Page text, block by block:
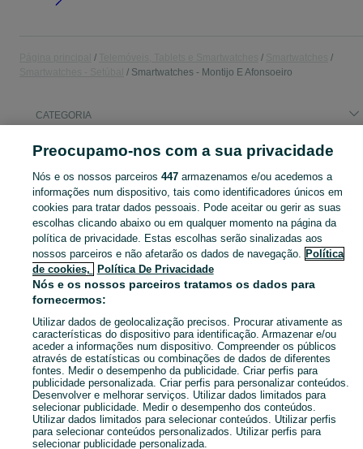
Smartwatches - Montijo E Afonsoeiro
CATEGORIA
Pesquisas populares
smartwatch
Navegue pelos últimos anúncios de Smartwatches em Montijo E Afonsoeiro no OLX Portugal. Compre e venda produtos locais com facilidade e segurança. Mostrar
Mapa do site
Mapa das freguesias
Mapa de mini-sites
Pesquisas populares
Preocupamo-nos com a sua privacidade
Nós e os nossos parceiros 447armazenamos e/ou acedemos a
informações num dispositivo, tais como identificadores únicos em
cookies para tratar dados pessoais. Pode aceitar ou gerir as suas
escolhas clicando abaixo ou em qualquer momento na página da
política de privacidade. Estas escolhas serão sinalizadas aos
nossos parceiros e não afetarão os dados de navegação. Política
de cookies,
Política De Privacidade
Nós e os nossos parceiros tratamos os dados para
fornecermos:
Utilizar dados de geolocalização precisos. Procurar ativamente as
características do dispositivo para identificação. Armazenar e/ou
aceder a informações num dispositivo. Compreender os públicos
através de estatísticas ou combinações de dados de diferentes
fontes. Medir o desempenho da publicidade. Criar perfis para
publicidade personalizada. Criar perfis para personalizar conteúdos.
Desenvolver e melhorar serviços. Utilizar dados limitados para
selecionar publicidade. Medir o desempenho dos conteúdos.
Utilizar dados limitados para selecionar conteúdos. Utilizar perfis
para selecionar conteúdos personalizados. Utilizar perfis para
selecionar publicidade personalizada.